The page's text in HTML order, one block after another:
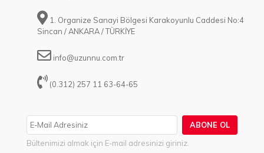
ABONE OL
Bültenimizi almak için E-mail adresinizi giriniz.
1. Organize Sanayi Bölgesi Karakoyunlu Caddesi No:4
Sincan / ANKARA / TÜRKİYE
info@uzunnu.com.tr
(0.312) 257 11 63-64-65